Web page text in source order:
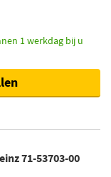
1 werkdag bij u
71-53703-00